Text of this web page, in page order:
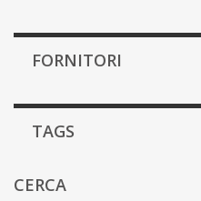
FORNITORI
TAGS
CERCA